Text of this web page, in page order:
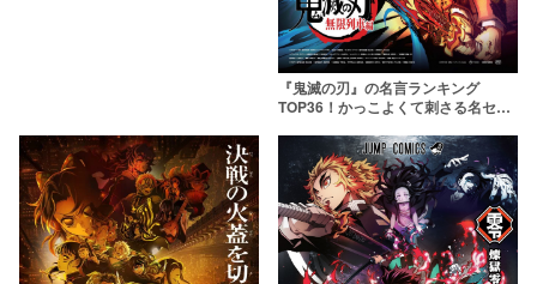
『鬼滅の刃』の名言ランキング
TOP36！かっこよくて刺さる名セリ